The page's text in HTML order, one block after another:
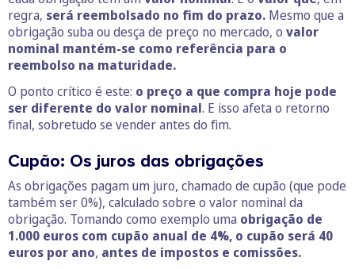
regra, será reembolsado no fim do prazo. Mesmo que a
obrigação suba ou desça de preço no mercado, o valor
nominal mantém-se como referência para o
reembolso na maturidade.
O ponto crítico é este: o preço a que compra hoje pode
ser diferente do valor nominal. E isso afeta o retorno
final, sobretudo se vender antes do fim.
Cupão: Os juros das obrigações
As obrigações pagam um juro, chamado de cupão (que pode
também ser 0%), calculado sobre o valor nominal da
obrigação. Tomando como exemplo uma obrigação de
1.000 euros com cupão anual de 4%, o cupão será 40
euros por ano, antes de impostos e comissões.